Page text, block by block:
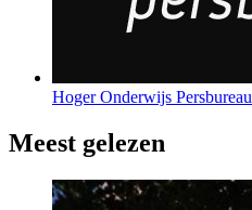
Hoger Onderwijs Persbureau
Meest gelezen